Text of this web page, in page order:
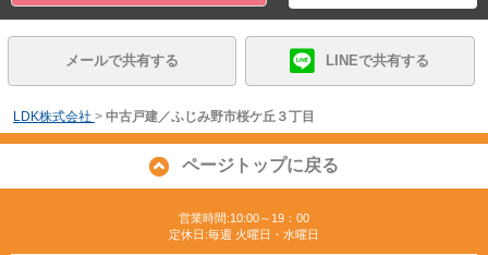
メールで共有する LINEで共有する
LDK株式会社 > 中古戸建／ふじみ野市桜ケ丘３丁目
ページトップに戻る
営業時間:10:00～19：00
定休日:毎週 火曜日・水曜日